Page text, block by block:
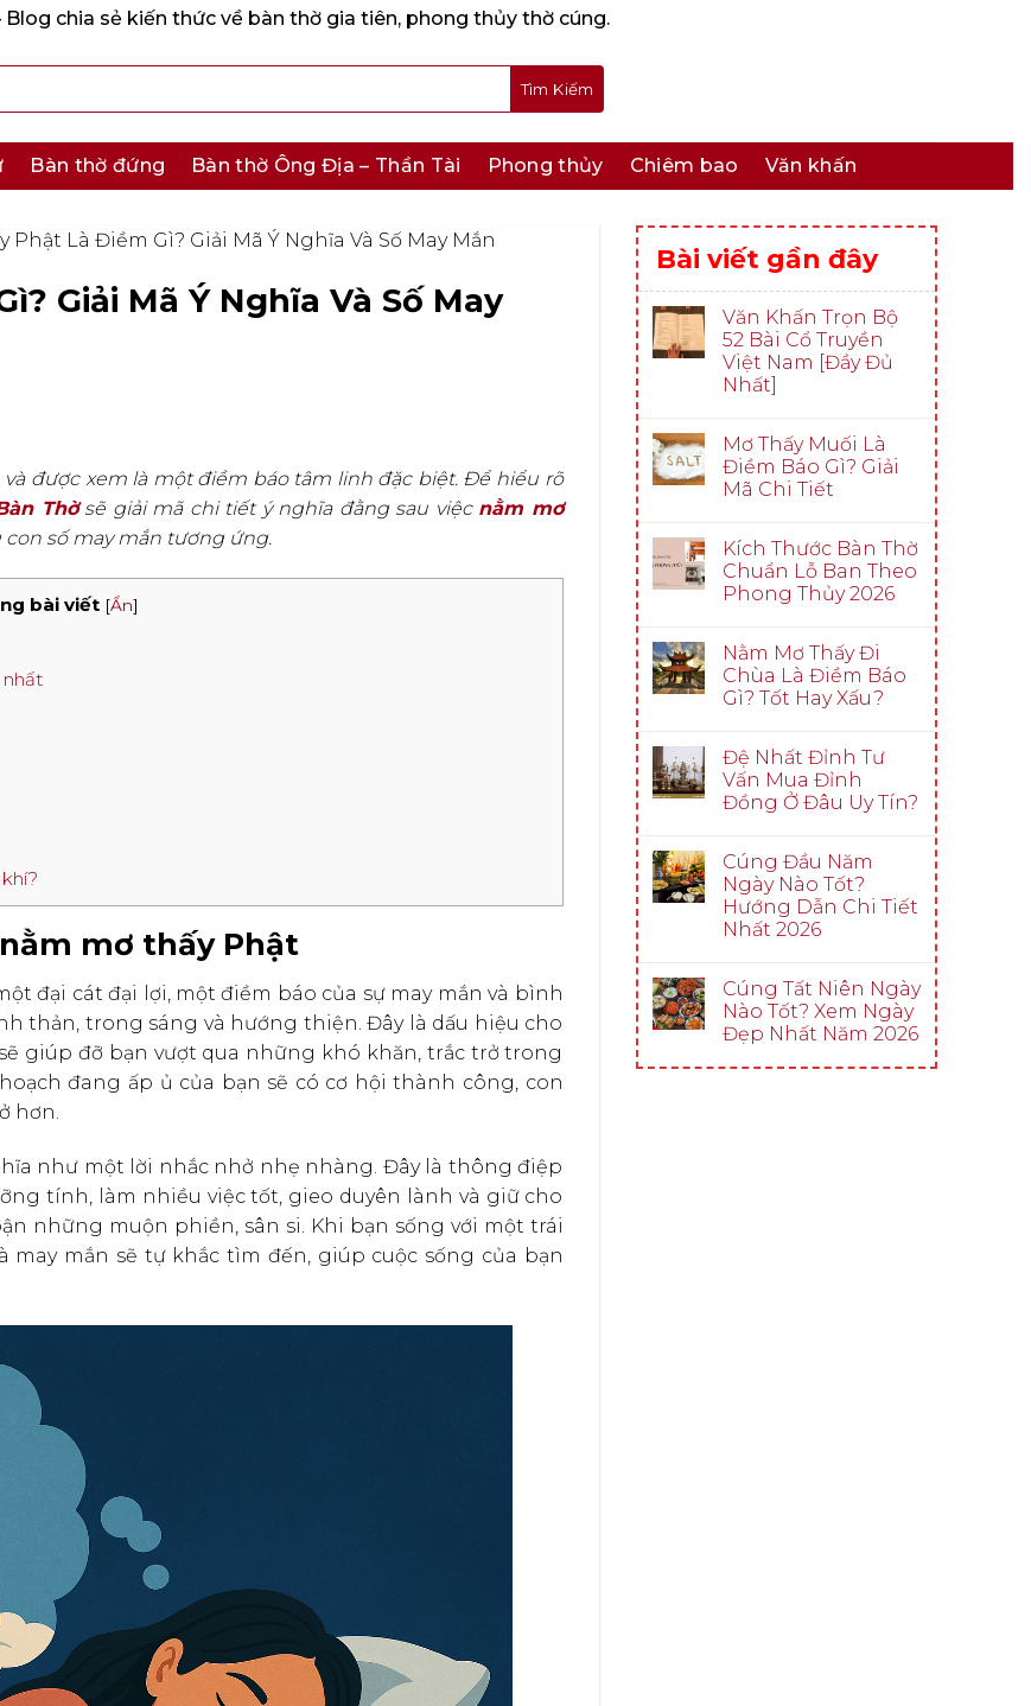
Blog chia sẻ kiến thức về bàn thờ gia tiên, phong thủy thờ cúng.
Bàn thờ đứng Bàn thờ Ông Địa – Thần Tài Phong thủy Chiêm bao Văn khấn
Phật Là Điềm Gì? Giải Mã Ý Nghĩa Và Số May Mắn
Giải Mã Ý Nghĩa Và Số May
được xem là một điềm báo tâm linh đặc biệt. Để hiểu rõ
Thờsẽ giải mã chi tiết ý nghĩa đằng sau việc nằm mơ
số may mắn tương ứng.
bài viết [Ẩn]
mơ thấy Phật
đại cát đại lợi, một điềm báo của sự may mắn và bình
thản, trong sáng và hướng thiện. Đây là dấu hiệu cho
giúp đỡ bạn vượt qua những khó khăn, trắc trở trong
đang ấp ủ của bạn sẽ có cơ hội thành công, con
hơn.
như một lời nhắc nhở nhẹ nhàng. Đây là thông điệp
tính, làm nhiều việc tốt, gieo duyên lành và giữ cho
những muộn phiền, sân si. Khi bạn sống với một trái
mắn sẽ tự khắc tìm đến, giúp cuộc sống của bạn
Bài viết gần đây
Văn Khấn Trọn Bộ
52 Bài Cổ Truyền
Việt Nam [Đầy Đủ
Nhất]
Mơ Thấy Muối Là
Điềm Báo Gì? Giải
Mã Chi Tiết
Kích Thước Bàn Thờ
Chuẩn Lỗ Ban Theo
Phong Thủy 2026
Nằm Mơ Thấy Đi
Chùa Là Điềm Báo
Gì? Tốt Hay Xấu?
Đệ Nhất Đỉnh Tư
Vấn Mua Đỉnh
Đồng Ở Đâu Uy Tín?
Cúng Đầu Năm
Ngày Nào Tốt?
Hướng Dẫn Chi Tiết
Nhất 2026
Cúng Tất Niên Ngày
Nào Tốt? Xem Ngày
Đẹp Nhất Năm 2026